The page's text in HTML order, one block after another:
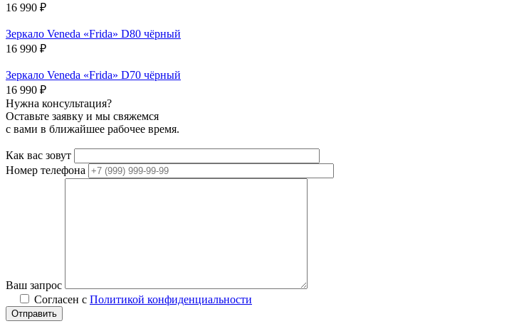
16 990 ₽
Зеркало Veneda «Frida» D80 чёрный
16 990 ₽
Зеркало Veneda «Frida» D70 чёрный
16 990 ₽
Нужна консультация?
Оставьте заявку и мы свяжемся
с вами в ближайшее рабочее время.
Как вас зовут
Номер телефона
Ваш запрос
Согласен с Политикой конфиденциальности